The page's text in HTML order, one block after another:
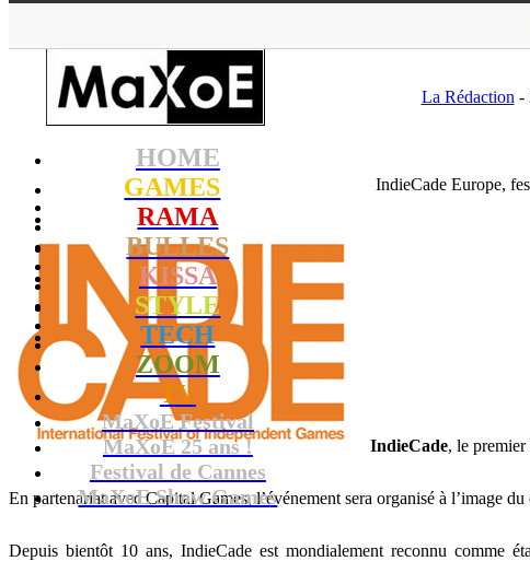
HOME
GAMES
RAMA
BULLES
KISSA
STYLE
TECH
ZOOM
TV
MaXoE Festival
MaXoE 25 ans !
Festival de Cannes
MaXoE Show Games
La Rédaction -
IndieCade Europe,
IndieCade, le
En partenariat avec Capital Games, l’événement sera organisé à l’image
Depuis bientôt 10 ans, IndieCade est mondialement reconnu comme